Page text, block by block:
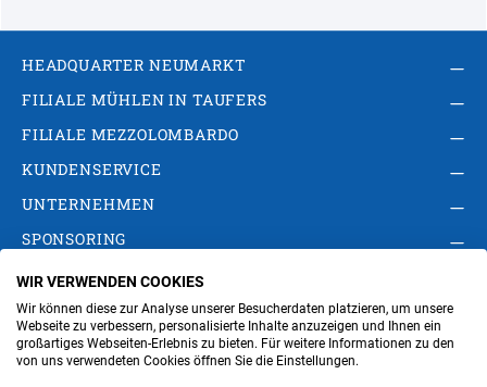
HEADQUARTER NEUMARKT
FILIALE MÜHLEN IN TAUFERS
FILIALE MEZZOLOMBARDO
KUNDENSERVICE
UNTERNEHMEN
SPONSORING
AGB Privacy Policy
Impressum
Cookie-Einstellungen ändern
Verwaltung
WIR VERWENDEN COOKIES
Wir können diese zur Analyse unserer Besucherdaten platzieren, um unsere
Webseite zu verbessern, personalisierte Inhalte anzuzeigen und Ihnen ein
großartiges Webseiten-Erlebnis zu bieten. Für weitere Informationen zu den
von uns verwendeten Cookies öffnen Sie die Einstellungen.